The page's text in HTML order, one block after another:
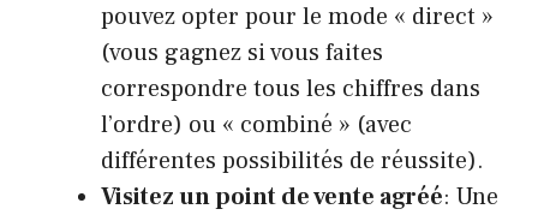
pouvez opter pour le mode « direct »
(vous gagnez si vous faites
correspondre tous les chiffres dans
l’ordre) ou « combiné » (avec
différentes possibilités de réussite).
Visitez un point de vente agréé: Une